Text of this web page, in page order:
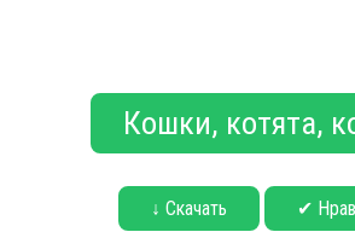
Кошки, котята,
↓ Скачать ✔